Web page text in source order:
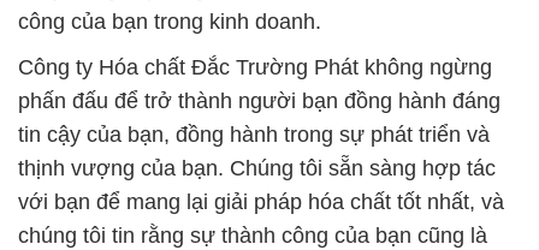
công của bạn trong kinh doanh.
Công ty Hóa chất Đắc Trường Phát không ngừng
phấn đấu để trở thành người bạn đồng hành đáng
tin cậy của bạn, đồng hành trong sự phát triển và
thịnh vượng của bạn. Chúng tôi sẵn sàng hợp tác
với bạn để mang lại giải pháp hóa chất tốt nhất, và
chúng tôi tin rằng sự thành công của bạn cũng là